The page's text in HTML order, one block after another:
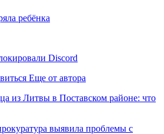
ребёнка
Discord
Еще от автора
из Литвы в Поставском районе: что
выявила проблемы с